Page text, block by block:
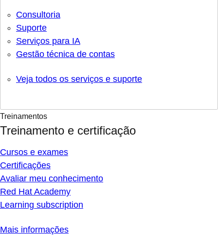
Consultoria
Suporte
Serviços para IA
Gestão técnica de contas
Veja todos os serviços e suporte
Treinamentos
Treinamento e certificação
Cursos e exames
Certificações
Avaliar meu conhecimento
Red Hat Academy
Learning subscription
Mais informações